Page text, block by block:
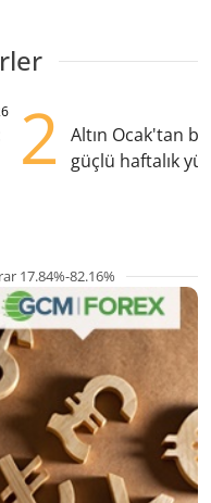
2
Altın Ocak'tan
güçlü haftalık
17.84%-82.16%